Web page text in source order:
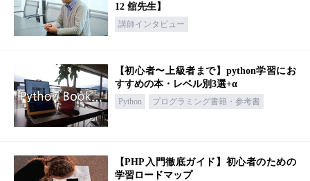
12 舘先生】
講師インタビュー
【初心者〜上級者まで】python学習にお
すすめの本・レベル別3選+α
Python プログラミング書籍・参考書
【PHP入門徹底ガイド】初心者のための
学習ロードマップ